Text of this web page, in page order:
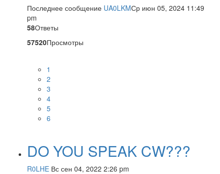
Последнее сообщение UA0LKMСр июн 05, 2024 11:49
pm
58Ответы
57520Просмотры
1
2
3
4
5
6
DO YOU SPEAK CW???
R0LHE Вс сен 04, 2022 2:26 pm